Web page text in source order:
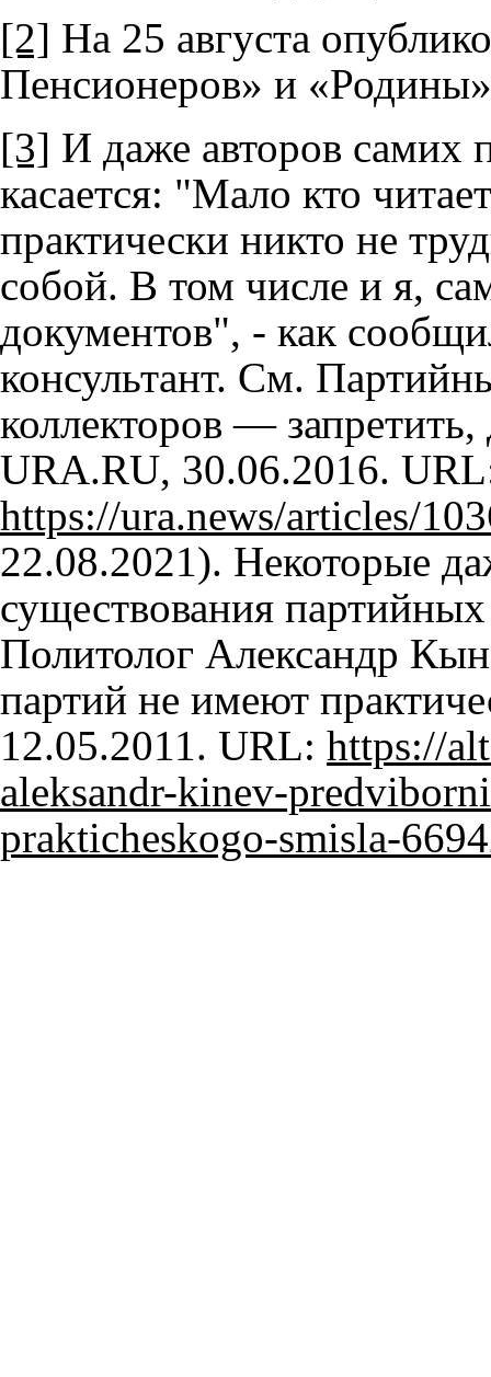
[2] На 25 августа
Пенсионеров» и
[3] И даже авторов самих
касается: "Мало кто
практически никто не
собой. В том числе и я,
документов", - как
консультант. См.
коллекторов —
URA.RU, 30.06.2016.
https://ura.news/articles/
22.08.2021). Некоторые
существования
Политолог Александр
партий не имеют
12.05.2011. URL: https://
aleksandr-kinev-
prakticheskogo-smisla-